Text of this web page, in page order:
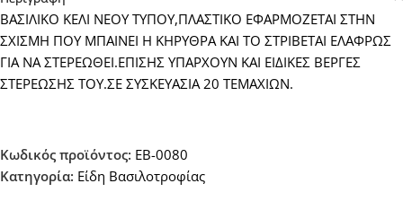
ΒΑΣΙΛΙΚΟ ΚΕΛΙ ΝΕΟΥ ΤΥΠΟΥ,ΠΛΑΣΤΙΚΟ ΕΦΑΡΜΟΖΕΤΑΙ ΣΤΗΝ
ΣΧΙΣΜΗ ΠΟΥ ΜΠΑΙΝΕΙ Η ΚΗΡΥΘΡΑ ΚΑΙ ΤΟ ΣΤΡΙΒΕΤΑΙ ΕΛΑΦΡΩΣ
ΓΙΑ ΝΑ ΣΤΕΡΕΩΘΕΙ.ΕΠΙΣΗΣ ΥΠΑΡΧΟΥΝ ΚΑΙ ΕΙΔΙΚΕΣ ΒΕΡΓΕΣ
ΣΤΕΡΕΩΣΗΣ ΤΟΥ.ΣΕ ΣΥΣΚΕΥΑΣΙΑ 20 ΤΕΜΑΧΙΩΝ.
Κωδικός προϊόντος: EB-0080
Κατηγορία: Είδη Βασιλοτροφίας